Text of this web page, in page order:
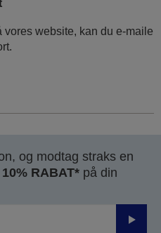
vores website, kan du e-maile
og modtag straks en
10% RABAT* på din
Send